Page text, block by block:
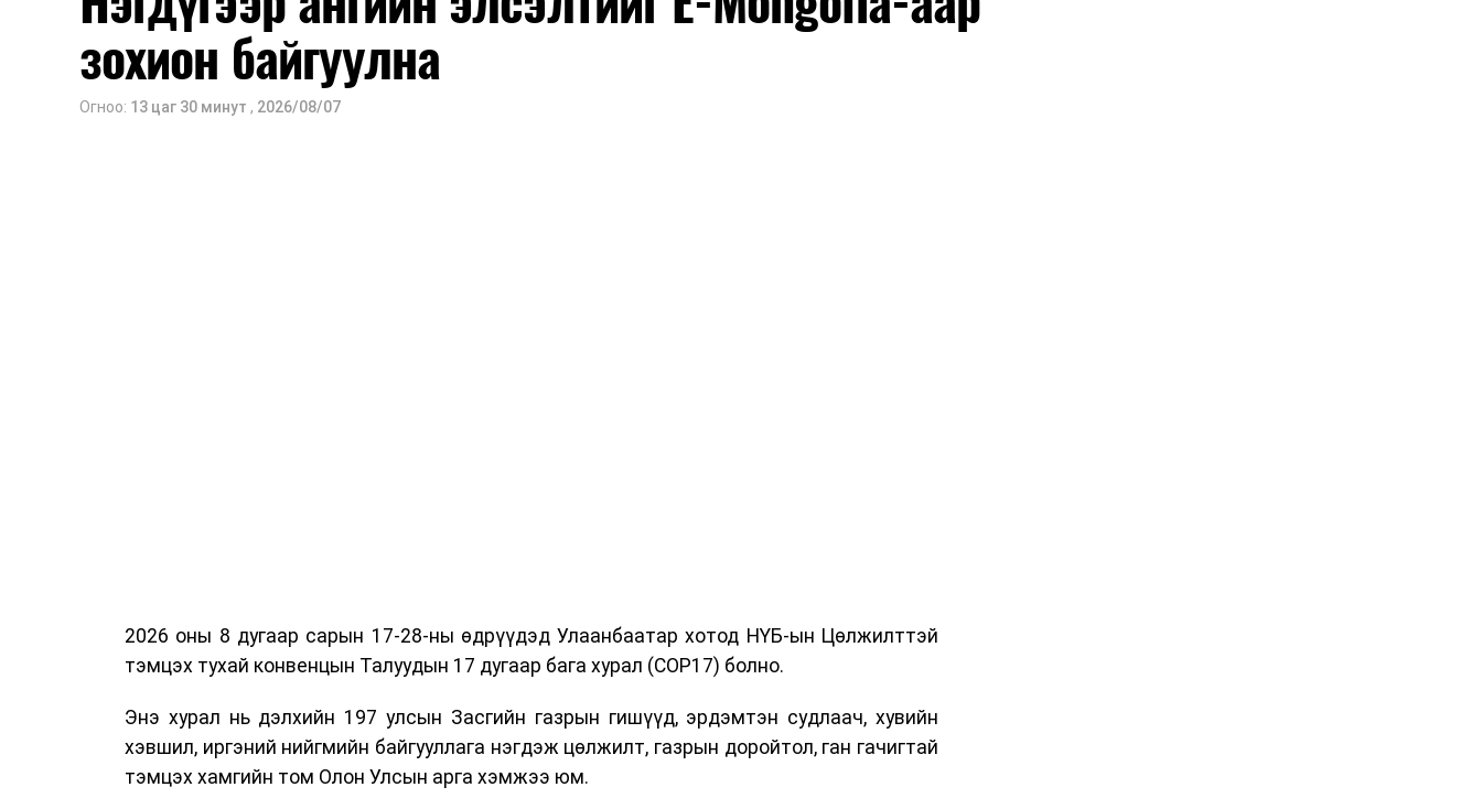
зохион байгуулна
Огноо: 13 цаг 30 минут , 2026/08/07
2026 оны 8 дугаар сарын 17-28-ны өдрүүдэд Улаанбаатар хотод НҮБ-ын Цөлжилттэй
тэмцэх тухай конвенцын Талуудын 17 дугаар бага хурал (COP17) болно.
Энэ хурал нь дэлхийн 197 улсын Засгийн газрын гишүүд, эрдэмтэн судлаач, хувийн
хэвшил, иргэний нийгмийн байгууллага нэгдэж цөлжилт, газрын доройтол, ган гачигтай
тэмцэх хамгийн том Олон Улсын арга хэмжээ юм.